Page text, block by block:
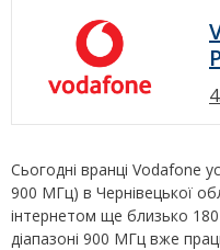
Сьогодні вранці Vodafone
900 МГц) в Чернівецької
інтернетом ще близько
діапазоні 900 МГц вже